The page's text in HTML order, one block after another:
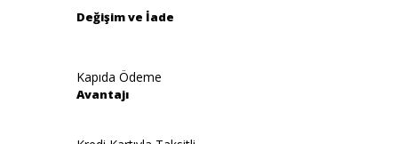
Değişim ve İade
Kapıda Ödeme
Avantajı